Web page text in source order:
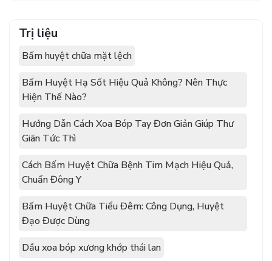
Trị liệu
Bấm huyệt chữa mặt lệch
Bấm Huyệt Hạ Sốt Hiệu Quả Không? Nên Thực
Hiện Thế Nào?
Hướng Dẫn Cách Xoa Bóp Tay Đơn Giản Giúp Thư
Giãn Tức Thì
Cách Bấm Huyệt Chữa Bệnh Tim Mạch Hiệu Quả,
Chuẩn Đông Y
Bấm Huyệt Chữa Tiểu Đêm: Công Dụng, Huyệt
Đạo Được Dùng
Dầu xoa bóp xương khớp thái lan